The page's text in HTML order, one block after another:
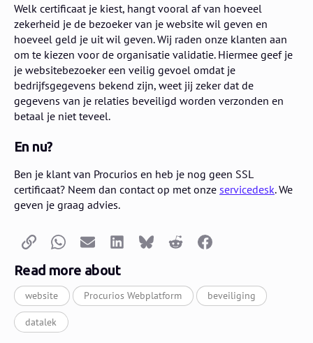
Welk certificaat je kiest, hangt vooral af van hoeveel
zekerheid je de bezoeker van je website wil geven en
hoeveel geld je uit wil geven. Wij raden onze klanten aan
om te kiezen voor de organisatie validatie. Hiermee geef je
je websitebezoeker een veilig gevoel omdat je
bedrijfsgegevens bekend zijn, weet jij zeker dat de
gegevens van je relaties beveiligd worden verzonden en
betaal je niet teveel.
En nu?
Ben je klant van Procurios en heb je nog geen SSL
certificaat? Neem dan contact op met onze servicedesk. We
geven je graag advies.
Copy linkWhatsappEmail LinkedInBlueskyReddit Facebook
Read more about
website Procurios Webplatform beveiliging
datalek